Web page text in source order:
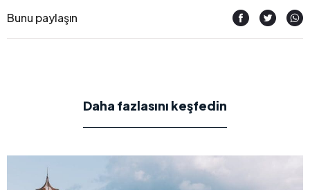
Bunu paylaşın
Daha fazlasını keşfedin